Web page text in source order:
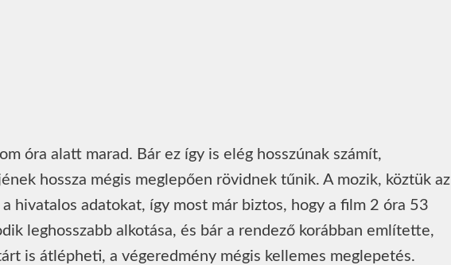
óra alatt marad. Bár ez így is elég hosszúnak számít,
hossza mégis meglepően rövidnek tűnik. A mozik, köztük az
hivatalos adatokat, így most már biztos, hogy a film 2 óra 53
leghosszabb alkotása, és bár a rendező korábban említette,
is átlépheti, a végeredmény mégis kellemes meglepetés.